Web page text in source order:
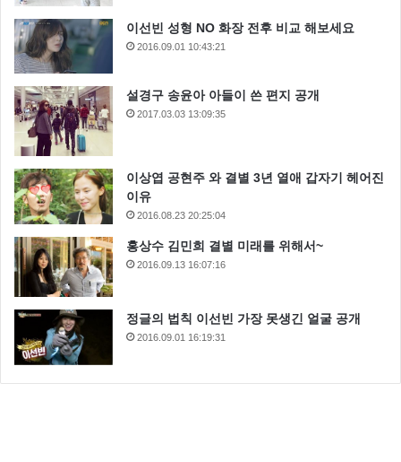
이선빈 성형 NO 화장 전후 비교 해보세요
2016.09.01 10:43:21
설경구 송윤아 아들이 쓴 편지 공개
2017.03.03 13:09:35
이상엽 공현주 와 결별 3년 열애 갑자기 헤어진
이유
2016.08.23 20:25:04
홍상수 김민희 결별 미래를 위해서~
2016.09.13 16:07:16
정글의 법칙 이선빈 가장 못생긴 얼굴 공개
2016.09.01 16:19:31